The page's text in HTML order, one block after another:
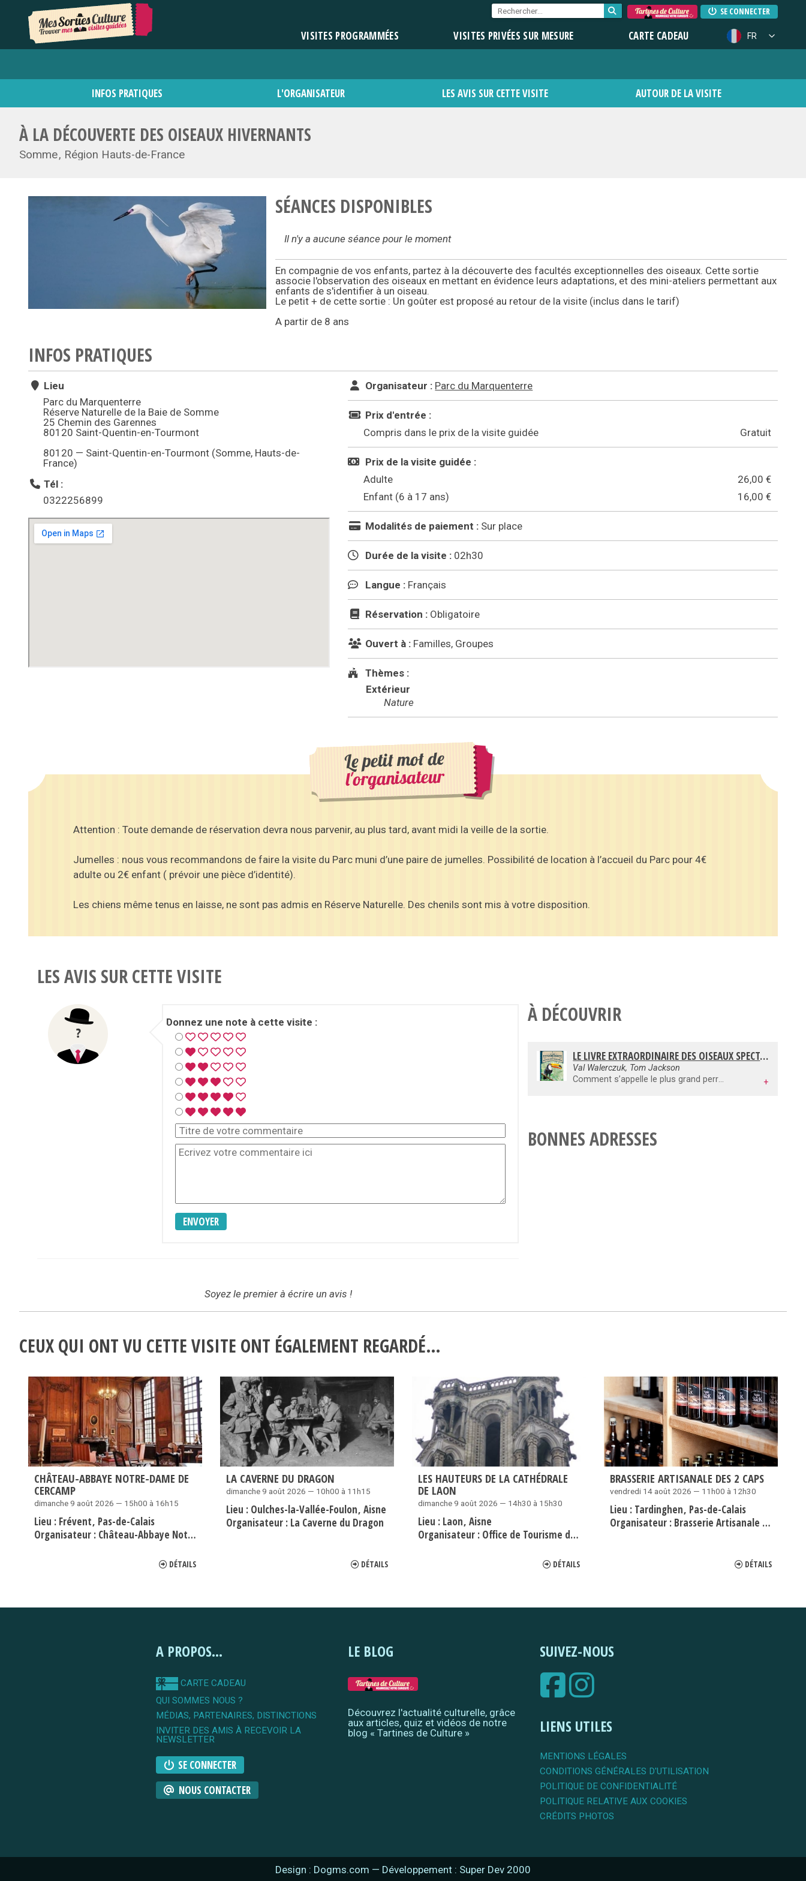
SE CONNECTER
VISITES PROGRAMMÉES VISITES PRIVÉES SUR MESURE CARTE CADEAU FR
INFOS PRATIQUES L'ORGANISATEUR LES AVIS SUR CETTE VISITE AUTOUR DE LA VISITE
À LA DÉCOUVERTE DES OISEAUX HIVERNANTS
Somme Région Hauts-de-France
SÉANCES DISPONIBLES
Il n'y a aucune séance pour le moment
En compagnie de vos enfants, partez à la découverte des facultés exceptionnelles des oiseaux. Cette sortie
associe l'observation des oiseaux en mettant en évidence leurs adaptations, et des mini-ateliers permettant aux
enfants de s'identifier à un oiseau.
Le petit + de cette sortie : Un goûter est proposé au retour de la visite (inclus dans le tarif)
A partir de 8 ans
INFOS PRATIQUES
Lieu
Parc du Marquenterre
Réserve Naturelle de la Baie de Somme
25 Chemin des Garennes
80120 Saint-Quentin-en-Tourmont
80120 — Saint-Quentin-en-Tourmont (Somme, Hauts-de-
France)
Tél :
0322256899
Organisateur : Parc du Marquenterre
Prix d'entrée :
Compris dans le prix de la visite guidée
Gratuit
Prix de la visite guidée :
Adulte
26,00 €
Enfant (6 à 17 ans)
16,00 €
Modalités de paiement : Sur place
Durée de la visite : 02h30
Langue : Français
Réservation : Obligatoire
Ouvert à : Familles, Groupes
Thèmes :
Extérieur
Nature
Le petit mot de
l'organisateur
Attention : Toute demande de réservation devra nous parvenir, au plus tard, avant midi la veille de la sortie.
Jumelles : nous vous recommandons de faire la visite du Parc muni d’une paire de jumelles. Possibilité de location à l’accueil du Parc pour 4€
adulte ou 2€ enfant ( prévoir une pièce d’identité).
Les chiens même tenus en laisse, ne sont pas admis en Réserve Naturelle. Des chenils sont mis à votre disposition.
LES AVIS SUR CETTE VISITE
Donnez une note à cette visite :
ENVOYER
Soyez le premier à écrire un avis !
À DÉCOUVRIR
LE LIVRE EXTRAORDINAIRE DES OISEAUX SPECTACULAIRES
Val Walerczuk, Tom Jackson
Comment s’appelle le plus grand perroquet du monde ? Combien de battements d’ailes le colibri peut-il atteindre en une seconde ? Pourquoi dit-on que l’autruche enterre sa tête dans le sable ? Toutes les réponses à ces questions sont à découvrir dans ce livre extraordinaire, en images et en grand format.
+
BONNES ADRESSES
CEUX QUI ONT VU CETTE VISITE ONT ÉGALEMENT REGARDÉ…
CHÂTEAU-ABBAYE NOTRE-DAME DE
CERCAMP
dimanche 9 août 2026 — 15h00 à 16h15
Lieu : Frévent Pas-de-Calais
Organisateur : Château-Abbaye Notre-Dame de Cercamp
DÉTAILS
LA CAVERNE DU DRAGON
dimanche 9 août 2026 — 10h00 à 11h15
Lieu : Oulches-la-Vallée-Foulon Aisne
Organisateur : La Caverne du Dragon
DÉTAILS
LES HAUTEURS DE LA CATHÉDRALE
DE LAON
dimanche 9 août 2026 — 14h30 à 15h30
Lieu : Laon Aisne
Organisateur : Office de Tourisme du Pays de Laon
DÉTAILS
BRASSERIE ARTISANALE DES 2 CAPS
vendredi 14 août 2026 — 11h00 à 12h30
Lieu : Tardinghen Pas-de-Calais
Organisateur : Brasserie Artisanale des 2 Caps
DÉTAILS
A PROPOS...
CARTE CADEAU
QUI SOMMES NOUS ?
MÉDIAS, PARTENAIRES, DISTINCTIONS
INVITER DES AMIS À RECEVOIR LA
NEWSLETTER
SE CONNECTER
NOUS CONTACTER
LE BLOG
Découvrez l'actualité culturelle, grâce
aux articles, quiz et vidéos de notre
blog « Tartines de Culture »
SUIVEZ-NOUS
LIENS UTILES
MENTIONS LÉGALES
CONDITIONS GÉNÉRALES D'UTILISATION
POLITIQUE DE CONFIDENTIALITÉ
POLITIQUE RELATIVE AUX COOKIES
CRÉDITS PHOTOS
Design : Dogms.com — Développement : Super Dev 2000